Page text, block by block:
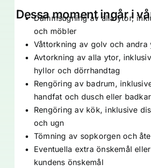
Dessa moment ingår i
Dammsugning av alla ytor,
och möbler
Våttorkning av golv och andra
Avtorkning av alla ytor,
hyllor och dörrhandtag
Rengöring av badrum,
handfat och dusch eller badkar
Rengöring av kök, inklusive
och ugn
Tömning av sopkorgen och
Eventuella extra önskemål
kundens önskemål